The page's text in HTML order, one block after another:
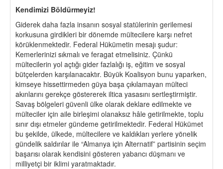
Kendimizi Böldürmeyiz!
Giderek daha fazla insanın sosyal statülerinin gerilemesi
korkusuna girdikleri bir dönemde mültecilere karşı nefret
körüklenmektedir. Federal Hükümetin mesajı şudur:
Kemerlerinizi sıkmalı ve feragat etmelisiniz. Çünkü
mültecilerin yol açtığı gider fazlalığı iş, eğitim ve sosyal
bütçelerden karşılanacaktır. Büyük Koalisyon bunu yaparken,
kimseye hissettirmeden güya başa çıkılamayan mülteci
akınlarını gerekçe göstererek iltica yasasını sertleştirmiştir.
Savaş bölgeleri güvenli ülke olarak deklare edilmekte ve
mülteciler için aile birleşimi olanaksız hâle getirilmekte, toplu
sınır dışı etmeler gündeme getirilmektedir. Federal Hükümet
bu şekilde, ülkede, mültecilere ve kaldıkları yerlere yönelik
gündelik saldırılar ile “Almanya için Alternatif” partisinin seçim
başarısı olarak kendisini gösteren yabancı düşmanı ve
milliyetçi bir iklimi yaratmaktadır.